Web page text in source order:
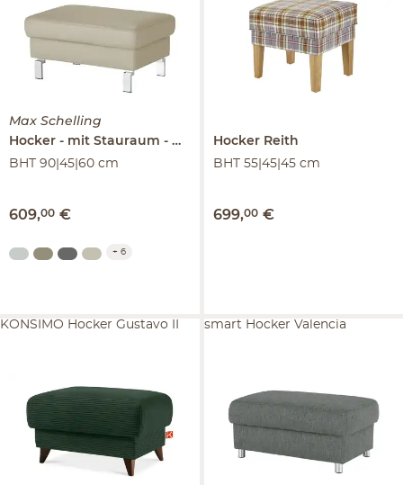
Max Schelling
Hocker mit Stauraum
Maximum
BHT 90|45|60 cm
609,00 €
+ 6
Hocker Reith
BHT 55|45|45 cm
699,00 €
KONSIMO Hocker Gustavo II smart Hocker Valencia